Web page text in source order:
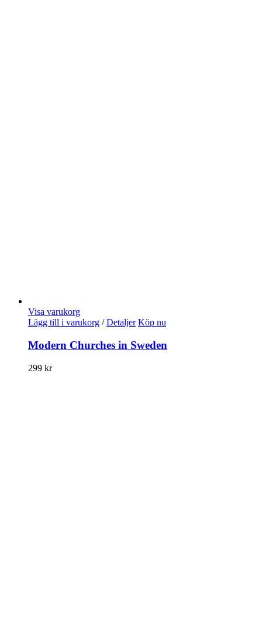
Visa varukorg
Lägg till i varukorg / Detaljer Köp nu
Modern Churches in Sweden
299 kr